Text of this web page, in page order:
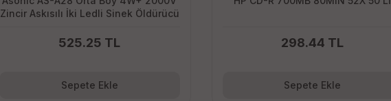
Zincir Askısılı İki Ledli Sinek Öldürücü
525.25 TL
Sepete Ekle
298.44 TL
Sepete Ekle